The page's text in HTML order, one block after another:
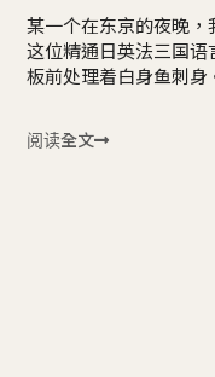
某一个在东京的夜晚
这位精通日英法三国
板前处理着白身鱼刺身
阅读全文